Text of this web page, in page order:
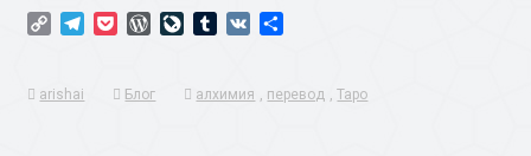
Copy TelegramPocketWordPress
LiveJournal
Tumblr
VK
arishai Блог алхимия , перевод ,Таро